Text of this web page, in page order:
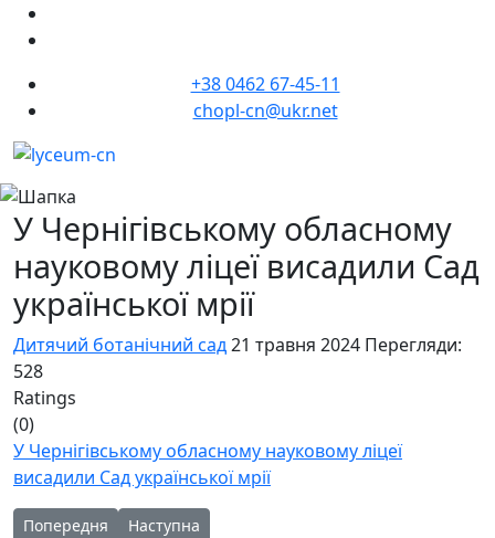
+38 0462 67-45-11
chopl-cn@ukr.net
У Чернігівському обласному
науковому ліцеї висадили Сад
української мрії
Дитячий ботанічний сад21 травня 2024 Перегляди:
528
Ratings
(0)
У Чернігівському обласному науковому ліцеї
висадили Сад української мрії
Попередня стаття: ЕКО-ІНФОРМ у рамках діяльності
Попередня Наступна стаття: Екологічна акція вихідного
Наступна